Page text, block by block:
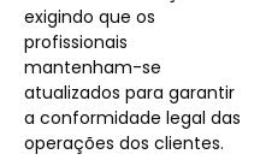
exigindo que os
profissionais
mantenham-se
atualizados para garantir
a conformidade legal das
operações dos clientes.